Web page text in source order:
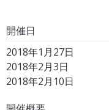
開催日
2018年1月27日
2018年2月3日
2018年2月10日